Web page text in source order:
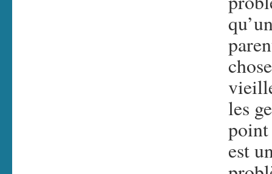
les
point
est